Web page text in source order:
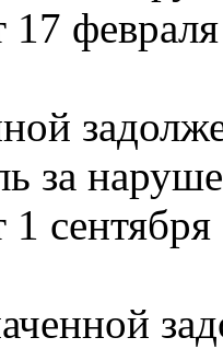
17
за
1